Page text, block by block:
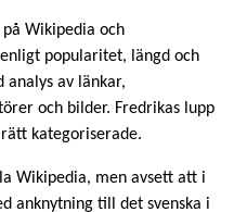
Wikipedia och
popularitet, längd och
analys av länkar,
och bilder. Fredrikas lupp
kategoriserade.
Wikipedia, men avsett att i
anknytning till det svenska i